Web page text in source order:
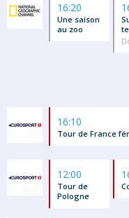
16:20
Une saison
au zoo
16:10
Tour de France
12:00
Tour de
Pologne